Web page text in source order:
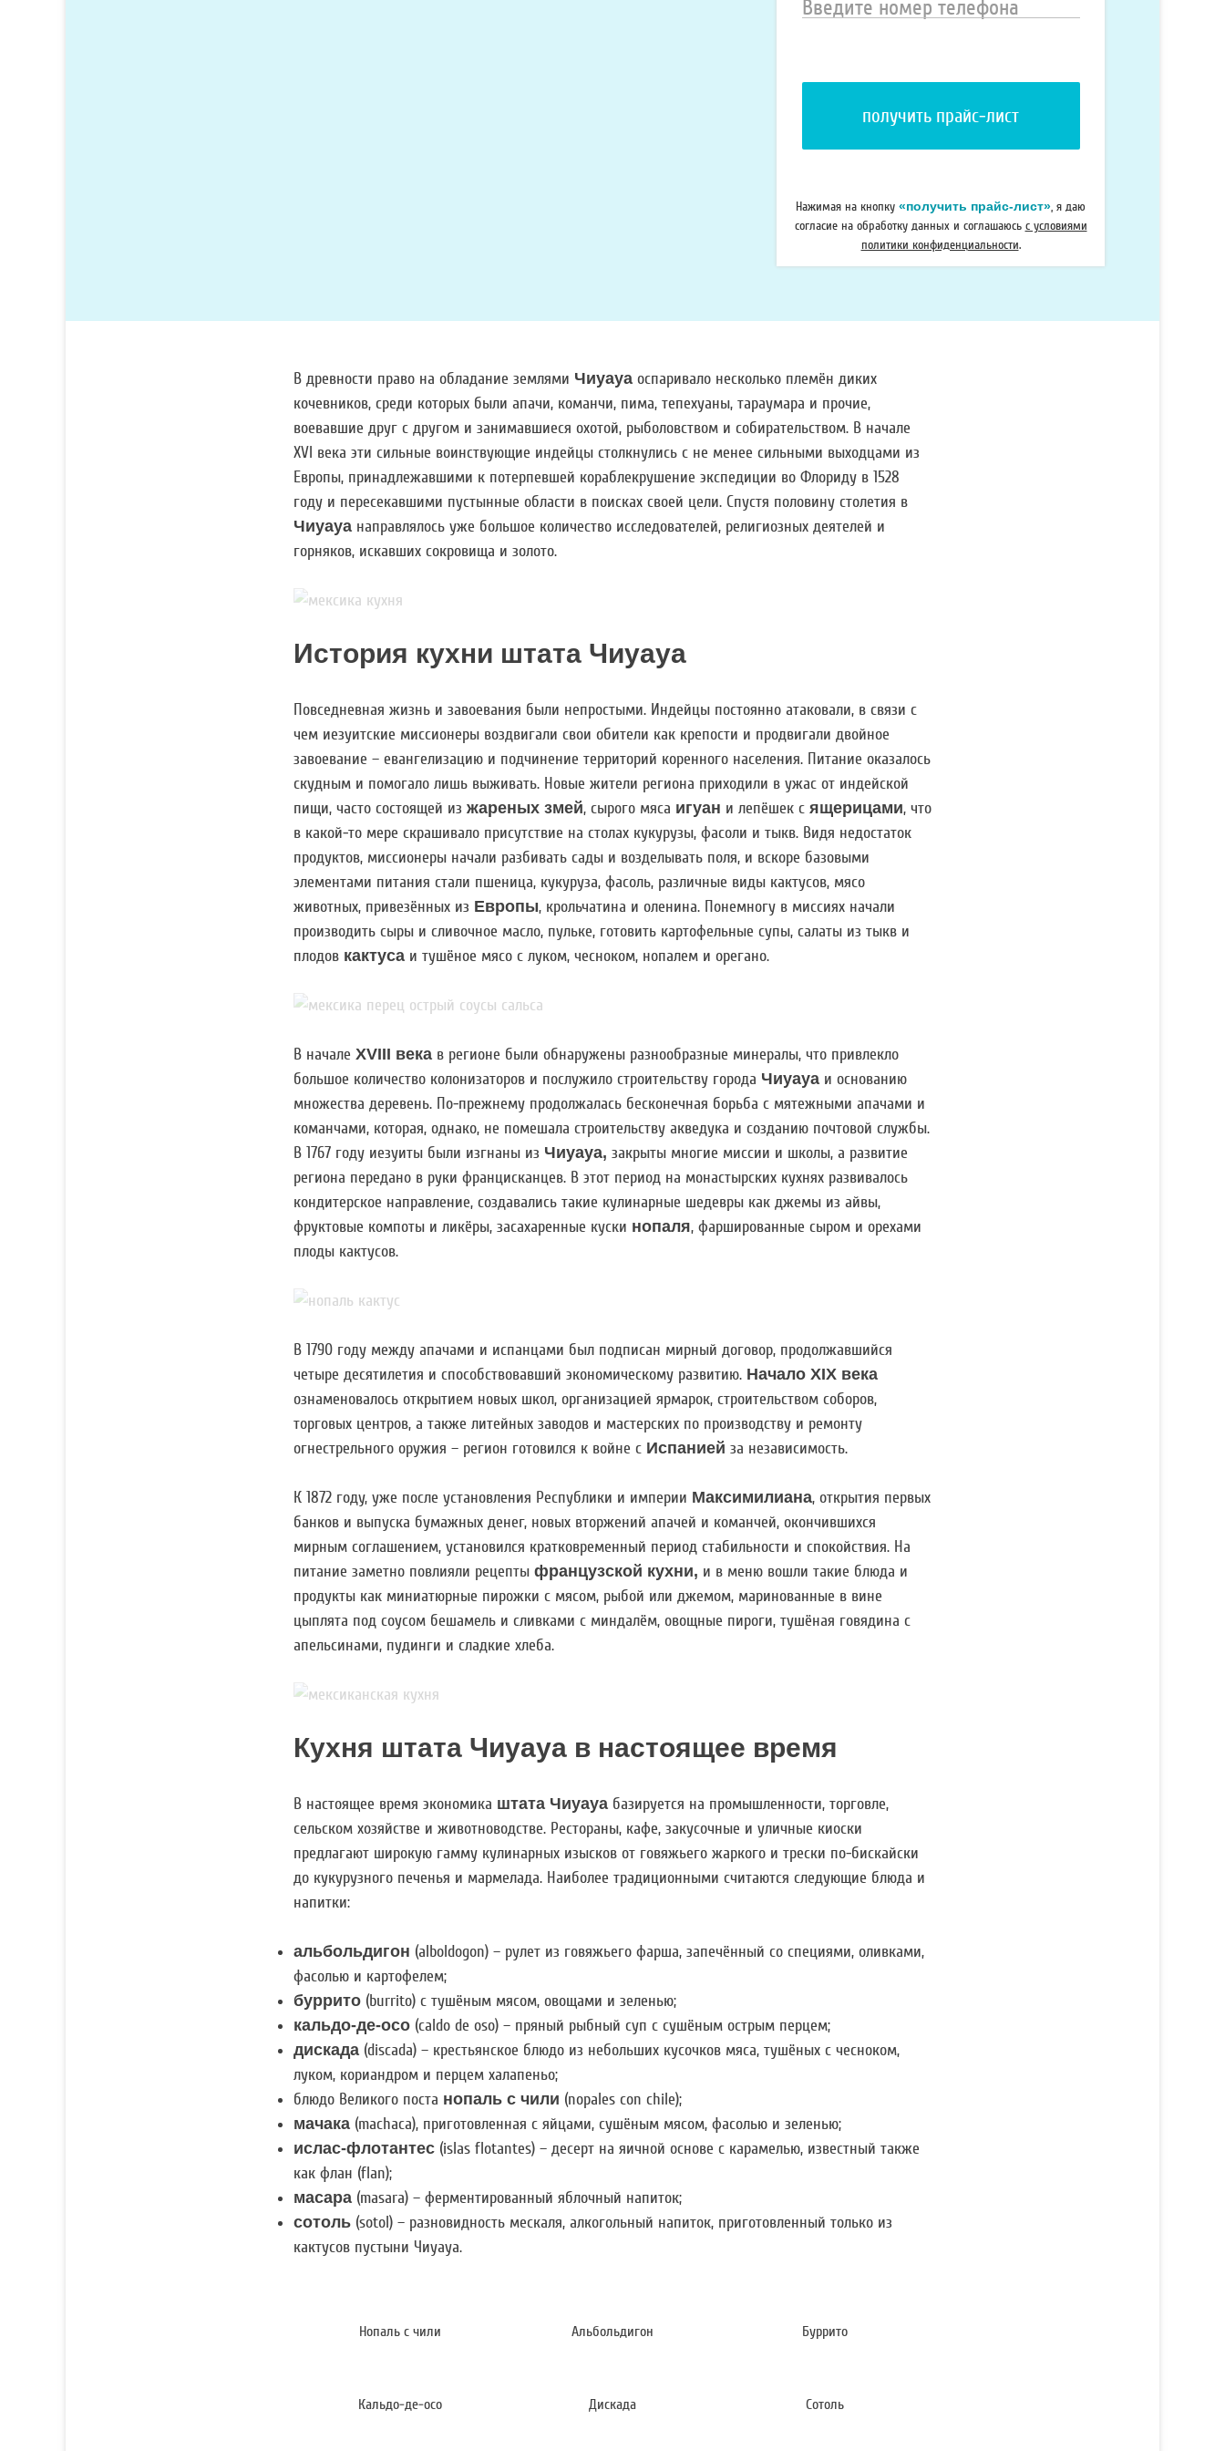
Нажимая на кнопку «получить прайс-лист», я даю
согласие на обработку данных и соглашаюсь с условиями
политики конфиденциальности.
В древности право на обладание землями Чиуауа оспаривало несколько племён диких
кочевников, среди которых были апачи, команчи, пима, тепехуаны, тараумара и прочие,
воевавшие друг с другом и занимавшиеся охотой, рыболовством и собирательством. В начале
XVI века эти сильные воинствующие индейцы столкнулись с не менее сильными выходцами из
Европы, принадлежавшими к потерпевшей кораблекрушение экспедиции во Флориду в 1528
году и пересекавшими пустынные области в поисках своей цели. Спустя половину столетия в
Чиуауа направлялось уже большое количество исследователей, религиозных деятелей и
горняков, искавших сокровища и золото.
История кухни штата Чиуауа
Повседневная жизнь и завоевания были непростыми. Индейцы постоянно атаковали, в связи с
чем иезуитские миссионеры воздвигали свои обители как крепости и продвигали двойное
завоевание – евангелизацию и подчинение территорий коренного населения. Питание оказалось
скудным и помогало лишь выживать. Новые жители региона приходили в ужас от индейской
пищи, часто состоящей из жареных змей, сырого мяса игуан и лепёшек с ящерицами, что
в какой-то мере скрашивало присутствие на столах кукурузы, фасоли и тыкв. Видя недостаток
продуктов, миссионеры начали разбивать сады и возделывать поля, и вскоре базовыми
элементами питания стали пшеница, кукуруза, фасоль, различные виды кактусов, мясо
животных, привезённых из Европы, крольчатина и оленина. Понемногу в миссиях начали
производить сыры и сливочное масло, пульке, готовить картофельные супы, салаты из тыкв и
плодов кактуса и тушёное мясо с луком, чесноком, нопалем и орегано.
В начале XVIII века в регионе были обнаружены разнообразные минералы, что привлекло
большое количество колонизаторов и послужило строительству города Чиуауа и основанию
множества деревень. По-прежнему продолжалась бесконечная борьба с мятежными апачами и
команчами, которая, однако, не помешала строительству акведука и созданию почтовой службы.
В 1767 году иезуиты были изгнаны из Чиуауа, закрыты многие миссии и школы, а развитие
региона передано в руки францисканцев. В этот период на монастырских кухнях развивалось
кондитерское направление, создавались такие кулинарные шедевры как джемы из айвы,
фруктовые компоты и ликёры, засахаренные куски нопаля, фаршированные сыром и орехами
плоды кактусов.
В 1790 году между апачами и испанцами был подписан мирный договор, продолжавшийся
четыре десятилетия и способствовавший экономическому развитию. Начало XIX века
ознаменовалось открытием новых школ, организацией ярмарок, строительством соборов,
торговых центров, а также литейных заводов и мастерских по производству и ремонту
огнестрельного оружия – регион готовился к войне с Испанией за независимость.
К 1872 году, уже после установления Республики и империи Максимилиана, открытия первых
банков и выпуска бумажных денег, новых вторжений апачей и команчей, окончившихся
мирным соглашением, установился кратковременный период стабильности и спокойствия. На
питание заметно повлияли рецепты французской кухни, и в меню вошли такие блюда и
продукты как миниатюрные пирожки с мясом, рыбой или джемом, маринованные в вине
цыплята под соусом бешамель и сливками с миндалём, овощные пироги, тушёная говядина с
апельсинами, пудинги и сладкие хлеба.
Кухня штата Чиуауа в настоящее время
В настоящее время экономика штата Чиуауа базируется на промышленности, торговле,
сельском хозяйстве и животноводстве. Рестораны, кафе, закусочные и уличные киоски
предлагают широкую гамму кулинарных изысков от говяжьего жаркого и трески по-бискайски
до кукурузного печенья и мармелада. Наиболее традиционными считаются следующие блюда и
напитки:
альбольдигон (alboldogon) – рулет из говяжьего фарша, запечённый со специями, оливками,
фасолью и картофелем;
буррито (burrito) с тушёным мясом, овощами и зеленью;
кальдо-де-осо (caldo de oso) – пряный рыбный суп с сушёным острым перцем;
дискада (discada) – крестьянское блюдо из небольших кусочков мяса, тушёных с чесноком,
луком, кориандром и перцем халапеньо;
блюдо Великого поста нопаль с чили (nopales con chile);
мачака (machaca), приготовленная с яйцами, сушёным мясом, фасолью и зеленью;
ислас-флотантес (islas flotantes) – десерт на яичной основе с карамелью, известный также
как флан (flan);
масара (masara) – ферментированный яблочный напиток;
сотоль (sotol) – разновидность мескаля, алкогольный напиток, приготовленный только из
кактусов пустыни Чиуауа.
Нопаль с чили Альбольдигон Буррито
Кальдо-де-осо Дискада Сотоль